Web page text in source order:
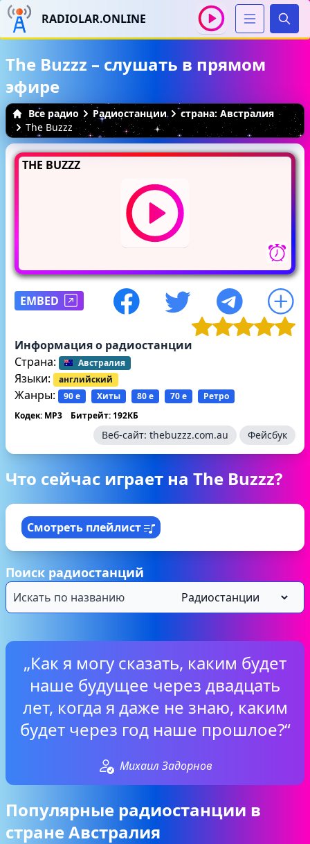
RADIOLAR.ONLINE
The Buzzz – слушать в прямом
эфире
Все радио Радиостанции
страна: Австралия
The Buzzz
THE BUZZZ
EMBED
Информация о радиостанции
Страна:
Австралия
Языки: английский
Жанры: 90 е Хиты 80 е 70 е
Ретро
Кодек: MP3
Битрейт: 192КБ
Веб-сайт: thebuzzz.com.au Фейсбук
Что сейчас играет на The Buzzz?
Смотреть плейлист
Поиск радиостанций
„Как я могу сказать, каким будет
наше будущее через двадцать
лет, когда я даже не знаю, каким
будет через год наше прошлое?“
Михаил Задорнов
Популярные радиостанции в
стране Австралия